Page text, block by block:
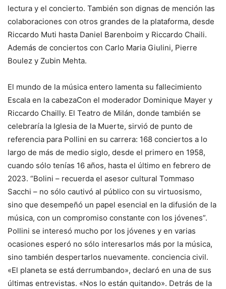
lectura y el concierto. También son dignas de mención las
colaboraciones con otros grandes de la plataforma, desde
Riccardo Muti hasta Daniel Barenboim y Riccardo Chaili.
Además de conciertos con Carlo Maria Giulini, Pierre
Boulez y Zubin Mehta.
El mundo de la música entero lamenta su fallecimiento
Escala en la cabezaCon el moderador Dominique Mayer y
Riccardo Chailly. El Teatro de Milán, donde también se
celebraría la Iglesia de la Muerte, sirvió de punto de
referencia para Pollini en su carrera: 168 conciertos a lo
largo de más de medio siglo, desde el primero en 1958,
cuando sólo tenías 16 años, hasta el último en febrero de
2023. “Bolini – recuerda el asesor cultural Tommaso
Sacchi – no sólo cautivó al público con su virtuosismo,
sino que desempeñó un papel esencial en la difusión de la
música, con un compromiso constante con los jóvenes”.
Pollini se interesó mucho por los jóvenes y en varias
ocasiones esperó no sólo interesarlos más por la música,
sino también despertarlos nuevamente. conciencia civil.
«El planeta se está derrumbando», declaró en una de sus
últimas entrevistas. «Nos lo están quitando». Detrás de la